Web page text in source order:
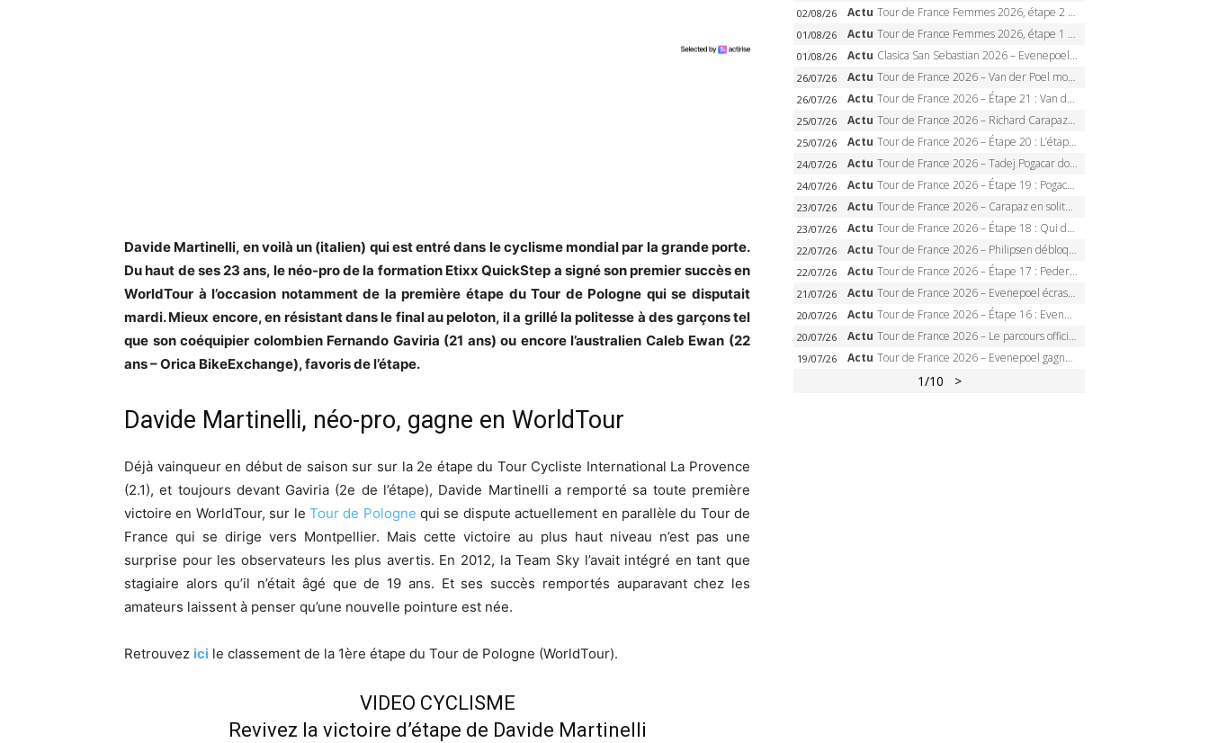
Davide Martinelli, en voilà un (italien) qui est entré dans le cyclisme mondial par la grande porte.
Du haut de ses 23 ans, le néo-pro de la formation Etixx QuickStep a signé son premier succès en
WorldTour à l’occasion notamment de la première étape du Tour de Pologne qui se disputait
mardi. Mieux encore, en résistant dans le final au peloton, il a grillé la politesse à des garçons tel
que son coéquipier colombien Fernando Gaviria (21 ans) ou encore l’australien Caleb Ewan (22
ans – Orica BikeExchange), favoris de l’étape.
Davide Martinelli, néo-pro, gagne en WorldTour
Déjà vainqueur en début de saison sur sur la 2e étape du Tour Cycliste International La Provence
(2.1), et toujours devant Gaviria (2e de l’étape), Davide Martinelli a remporté sa toute première
victoire en WorldTour, sur le Tour de Pologne qui se dispute actuellement en parallèle du Tour de
France qui se dirige vers Montpellier. Mais cette victoire au plus haut niveau n’est pas une
surprise pour les observateurs les plus avertis. En 2012, la Team Sky l’avait intégré en tant que
stagiaire alors qu’il n’était âgé que de 19 ans. Et ses succès remportés auparavant chez les
amateurs laissent à penser qu’une nouvelle pointure est née.
Retrouvez ici le classement de la 1ère étape du Tour de Pologne (WorldTour).
VIDEO CYCLISME
Revivez la victoire d’étape de Davide Martinelli
02/08/26 Actu Tour de France Femmes 2026, étape 2 – Lorena Wiebes doublé à Genève, Markus héroïque, 7e record
01/08/26 Actu Tour de France Femmes 2026, étape 1 – Lorena Wiebes intouchable à Lausanne, premier maillot jaune
01/08/26 Actu Clasica San Sebastian 2026 – Evenepoel recordman, 4e victoire, Carapaz battu au sprint
26/07/26 Actu Tour de France 2026 – Van der Poel monumental à Paris, Pogacar égale le record des cinq sacres
26/07/26 Actu Tour de France 2026 – Étape 21 : Van der Poel, Pogacar, qui succédera à Wout van Aert sur les Champs-Elysées ?
25/07/26 Actu Tour de France 2026 – Richard Carapaz roi des Alpes, doublé et maillot à pois, Seixas perd le podium
25/07/26 Actu Tour de France 2026 – Étape 20 : L’étape reine, Galibier, Sarenne, Alpe d’Huez, qui succédera à Pogacar ?
24/07/26 Actu Tour de France 2026 – Tadej Pogacar dompte l’Alpe d’Huez, 5e victoire, record de Pantani pulvérisé
24/07/26 Actu Tour de France 2026 – Étape 19 : Pogacar peut-il enfin dompter l’Alpe d’Huez ?
23/07/26 Actu Tour de France 2026 – Carapaz en solitaire à Orcières-Merlette, Paret-Peintre à un point du maillot à pois
23/07/26 Actu Tour de France 2026 – Étape 18 : Qui domptera Orcières-Merlette, première marche vers l’Alpe d’Huez ?
22/07/26 Actu Tour de France 2026 – Philipsen débloque son compteur à Voiron, Pedersen en danger pour le maillot vert
22/07/26 Actu Tour de France 2026 – Étape 17 : Pedersen peut-il verrouiller le maillot vert à Voiron ?
21/07/26 Actu Tour de France 2026 – Evenepoel écrase le chrono d’Évian, Seixas 4e, Lipowitz abandonne
20/07/26 Actu Tour de France 2026 – Étape 16 : Evenepoel, Pogacar, Ganna… qui domptera le chrono d’Évian pour redessiner le podium ?
20/07/26 Actu Tour de France 2026 – Le parcours officiel complet : 21 étapes, profils, carte et dates
19/07/26 Actu Tour de France 2026 – Evenepoel gagne à Solaison, Vingegaard abandonne, Pogacar toujours en jaune
1/10 >